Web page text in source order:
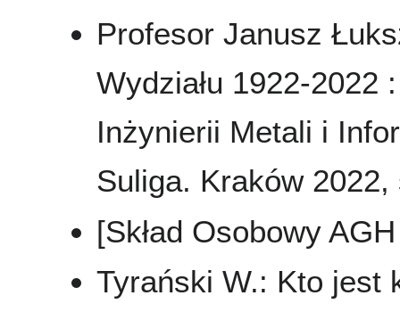
Profesor Janusz
Wydziału 1922-2022
Inżynierii Metali i
Suliga. Kraków
[Skład Osobowy
Tyrański W.: Kto jest